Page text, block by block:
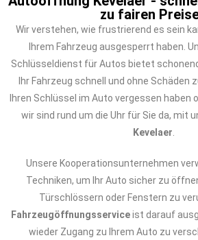
zu fairen
Wir verstehen, wie frustrierend es sein
Ihrem Fahrzeug ausgesperrt haben.
Schlüsseldienst für Autos bietet
Ihr Fahrzeug schnell und ohne Schäden
Ihren Schlüssel im Auto vergessen haben
wir sind rund um die Uhr für Sie da, mit
Kevelaer
Unsere Kooperationsunternehmen
Techniken, um Ihr Auto sicher zu
Türschlössern oder Fenstern zu
Fahrzeugöffnungsserviceist darauf
wieder Zugang zu Ihrem Auto zu